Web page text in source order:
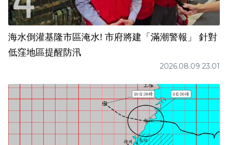
海水倒灌基隆市區淹水! 市府將建「滿潮警報」 針對
低窪地區提醒防汛
2026.08.09 23:01